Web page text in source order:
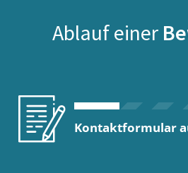
Ablauf einer
Kontaktformular